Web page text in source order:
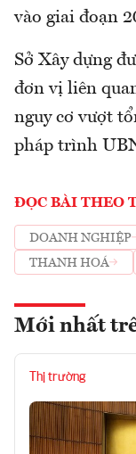
vào giai đoạn
Sở Xây dựng
đơn vị liên
nguy cơ vượt
pháp trình
ĐỌC BÀI THEO
DOANH NGHIỆP
THANH HOÁ
Mới nhất
Thị trường